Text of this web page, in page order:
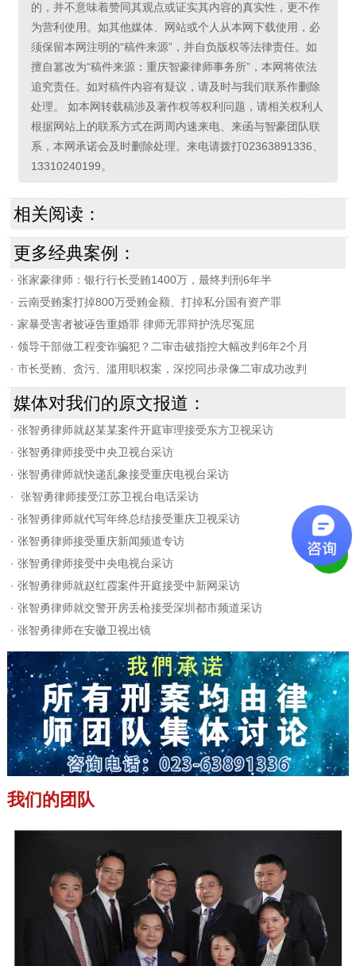
的，并不意味着赞同其观点或证实其内容的真实性，更不作
为营利使用。如其他媒体、网站或个人从本网下载使用，必
须保留本网注明的“稿件来源”，并自负版权等法律责任。如
擅自篡改为“稿件来源：重庆智豪律师事务所”，本网将依法
追究责任。如对稿件内容有疑议，请及时与我们联系作删除
处理。 如本网转载稿涉及著作权等权利问题，请相关权利人
根据网站上的联系方式在两周内速来电、来函与智豪团队联
系，本网承诺会及时删除处理。来电请拨打02363891336、
13310240199。
相关阅读：
更多经典案例：
· 张家豪律师：银行行长受贿1400万，最终判刑6年半
· 云南受贿案打掉800万受贿金额、打掉私分国有资产罪
· 家暴受害者被诬告重婚罪 律师无罪辩护洗尽冤屈
· 领导干部做工程变诈骗犯？二审击破指控大幅改判6年2个月
· 市长受贿、贪污、滥用职权案，深挖同步录像二审成功改判
媒体对我们的原文报道：
· 张智勇律师就赵某某案件开庭审理接受东方卫视采访
· 张智勇律师接受中央卫视台采访
· 张智勇律师就快递乱象接受重庆电视台采访
·
张智勇律师接受江苏卫视台电话采访
· 张智勇律师就代写年终总结接受重庆卫视采访
· 张智勇律师接受重庆新闻频道专访
· 张智勇律师接受中央电视台采访
· 张智勇律师就赵红霞案件开庭接受中新网采访
· 张智勇律师就交警开房丢枪接受深圳都市频道采访
· 张智勇律师在安徽卫视出镜
我们的团队